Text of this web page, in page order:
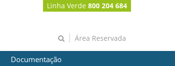
Linha Verde 800 204 684
Área Reservada
Documentação